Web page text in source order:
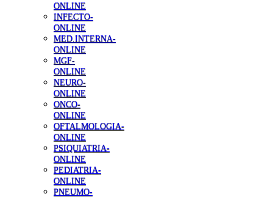
ONLINE
INFECTO-
ONLINE
MED.INTERNA-
ONLINE
MGF-
ONLINE
NEURO-
ONLINE
ONCO-
ONLINE
OFTALMOLOGIA-
ONLINE
PSIQUIATRIA-
ONLINE
PEDIATRIA-
ONLINE
PNEUMO-